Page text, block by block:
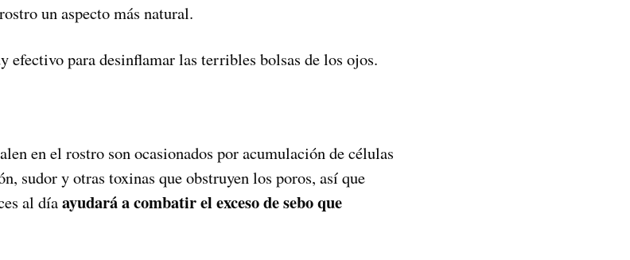
un aspecto más natural.
efectivo para desinflamar las terribles bolsas de los ojos.
en el rostro son ocasionados por acumulación de células
sudor y otras toxinas que obstruyen los poros, así que
al díaayudará a combatir el exceso de sebo que